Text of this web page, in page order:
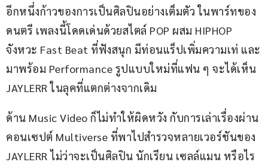
อีกหนึ่งก้าวของการเป็นศิลปินอย่างเต็มตัว ในพาร์ทของ
ดนตรี เพลงนี้โดดเด่นด้วยสไตล์ POP ผสม HIPHOP
จังหวะ Fast Beat ที่ฟังสนุก มีท่อนแร็ปเพิ่มความเท่ และ
มาพร้อม Performance รูปแบบใหม่ที่แฟน ๆ จะได้เห็น
JAYLERR ในลุคที่แตกต่างจากเดิม
ด้าน Music Video ก็ไม่ทำให้ผิดหวัง กับการเล่าเรื่องผ่าน
คอนเซปต์ Multiverse ที่พาไปสำรวจหลายเวอร์ชันของ
JAYLERR ไม่ว่าจะเป็นศิลปิน นักเรียน เซลล์แมน หรือไร